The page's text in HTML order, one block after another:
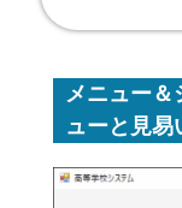
メニュー＆
ューと見易